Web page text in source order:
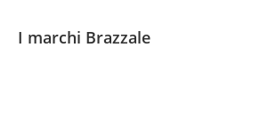
I marchi Brazzale